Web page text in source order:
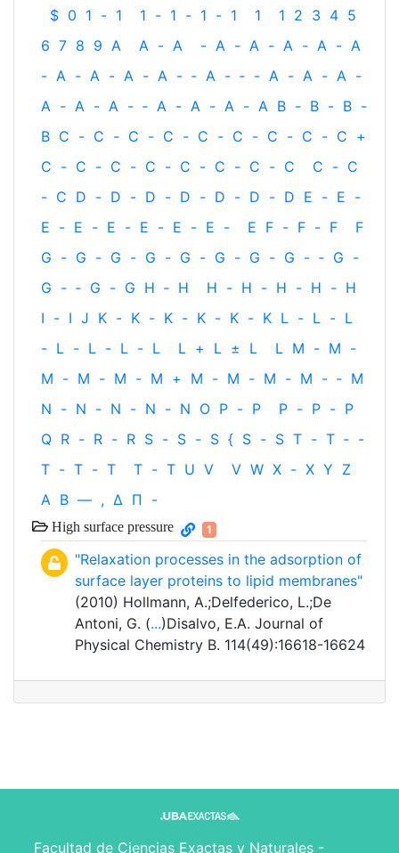
$ 0 1 - 1 1 - 1 - 1 - 1 1 1 2 3 4 5
6 7 8 9 A A - A - A - A - A - A - A
- A - A - A - A - ‐ A - ‐ - A - A - A -
A - A - A - ‐ A - A - A - A B - B - B -
B C - C - C - C - C - C - C - C - C +
C - C - C - C - C - C - C - C C - C
- C D - D - D - D - D - D - D E - E -
E - E - E - E - E - E - E F - F - F
F
G - G - G - G - G - G - G - G - ‐ G -
G - ‐ G - G H ‐ H H - H - H - H - H
I - I J K - K - K - K - K - K L - L - L
- L - L - L - L L + L ± L L M - M -
M - M - M - M + M - M - M - M - ‐ M
N - N - N - N - N O P - P P - P - P
Q R - R - R S - S - S { S - S T - T ‐ -
T - T - T T - T U V V W X - X Y Z
Α Β — , Δ Π -
High surface pressure 1
"Relaxation processes in the adsorption of
surface layer proteins to lipid membranes"
(2010) Hollmann, A.;Delfederico, L.;De
Antoni, G. (...)Disalvo, E.A. Journal of
Physical Chemistry B. 114(49):16618-16624
Facultad de Ciencias Exactas y Naturales -